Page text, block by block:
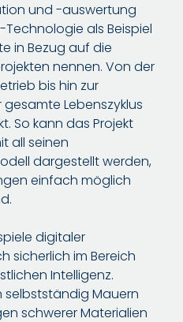
und -auswertung
Technologie als Beispiel
in Bezug auf die
nennen. Von der
bis hin zur
Lebenszyklus
So kann das Projekt
all seinen
dargestellt werden,
einfach möglich
digitaler
sicherlich im Bereich
Intelligenz.
selbstständig Mauern
schwerer Materialien